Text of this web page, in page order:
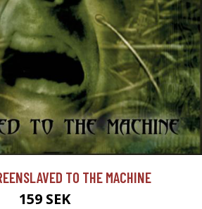
TO THE MACHINE
159 SEK